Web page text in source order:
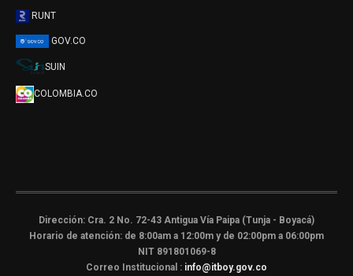
RUNT
GOV.CO
SUIN
COLOMBIA.CO
Dirección: Cra. 2 No. 72-43 Antigua Vía Paipa (Tunja - Boyacá)
Horario de atención: de 8:00am a 12:00m y de 02:00pm a 06:00pm
NIT 891801069-8
Correo Institucional : info@itboy.gov.co